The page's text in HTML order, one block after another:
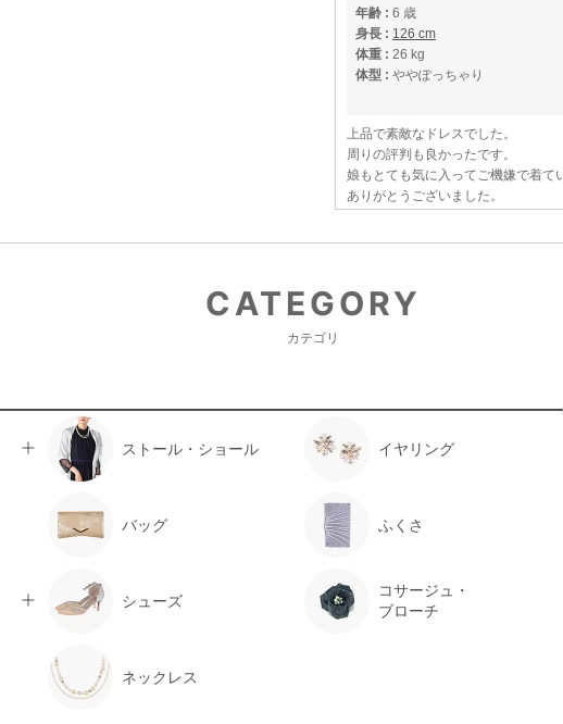
年齢 : 6 歳
身長 : 126 cm
体重 : 26 kg
体型 : ややぽっちゃり
上品で素敵なドレスでした。
周りの評判も良かったです。
娘もとても気に入ってご機嫌で着て
ありがとうございました。
体重 :25 kg
【一緒に注文した商品】
POMPKINS
CATEGORY
カテゴリ
ストール・ショール イヤリング
バッグ ふくさ
シューズ
コサージュ・
ブローチ
ネックレス